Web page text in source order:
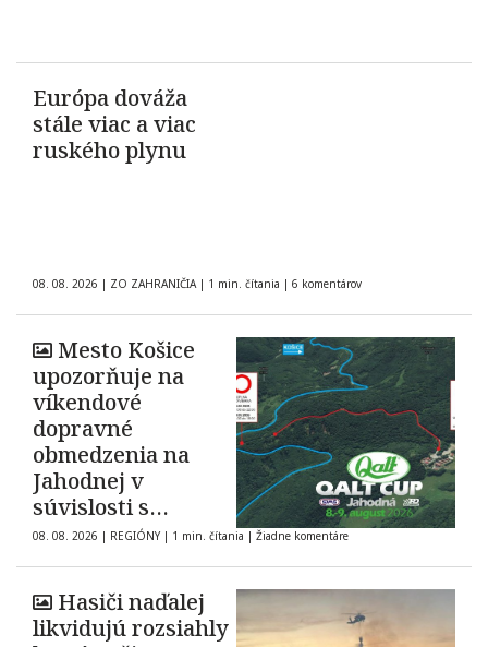
Európa dováža
stále viac a viac
ruského plynu
08. 08. 2026 | ZO ZAHRANIČIA | 1 min. čítania | 6 komentárov
Mesto Košice
upozorňuje na
víkendové
dopravné
obmedzenia na
Jahodnej v
súvislosti s
automobilovými
pretekmi
08. 08. 2026 | REGIÓNY | 1 min. čítania | Žiadne komentáre
Hasiči naďalej
likvidujú rozsiahly